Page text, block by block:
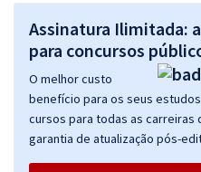
Assinatura Ilimitada:
para concursos
O melhor custo
benefício para os seus
cursos para todas as carreiras
garantia de atualização pós-